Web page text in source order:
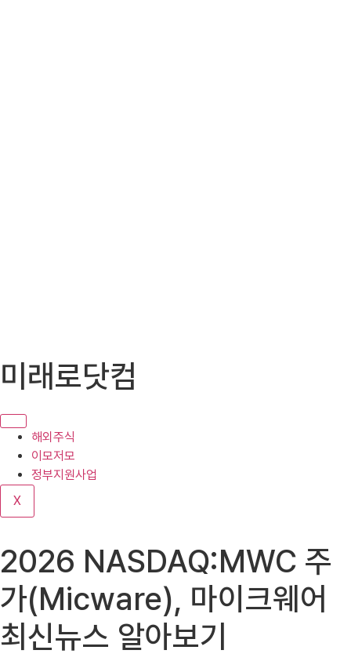
텐
로
기
미래로닷컴
해외주식
이모저모
정부지원사업
X
2026 NASDAQ:MWC 주
가(Micware), 마이크웨어
최신뉴스 알아보기